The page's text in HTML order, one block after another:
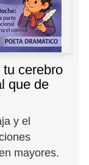
cerebro
que de
y el
mayores.